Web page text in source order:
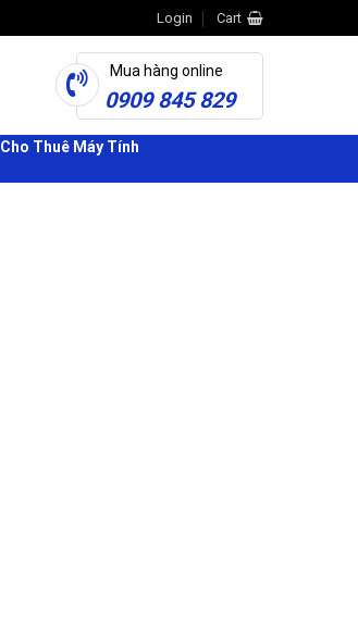
Login Cart
Mua hàng online
0909 845 829
Cho Thuê Máy Tính